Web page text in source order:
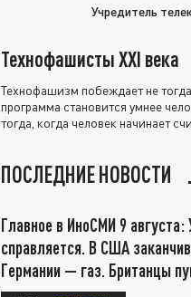
Учредитель
Технофашисты XXI века
Технофашизм побеждает не
программа становится умнее
тогда, когда человек начинает
ПОСЛЕДНИЕ НОВОСТИ
Главное в ИноСМИ 9 августа:
справляется. В США
Германии — газ. Британцы